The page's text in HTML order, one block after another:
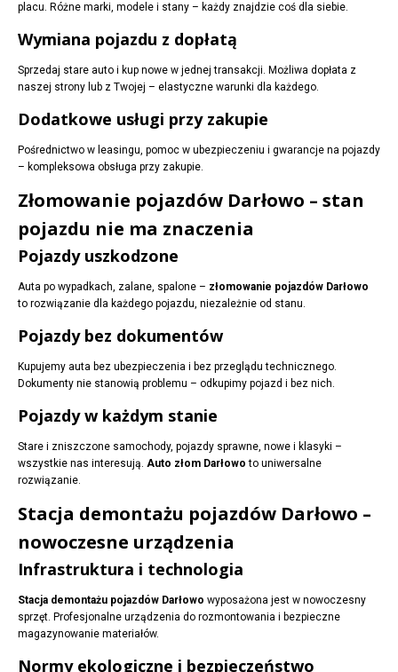
placu. Różne marki, modele i stany – każdy znajdzie coś dla siebie.
Wymiana pojazdu z dopłatą
Sprzedaj stare auto i kup nowe w jednej transakcji. Możliwa dopłata z
naszej strony lub z Twojej – elastyczne warunki dla każdego.
Dodatkowe usługi przy zakupie
Pośrednictwo w leasingu, pomoc w ubezpieczeniu i gwarancje na pojazdy
– kompleksowa obsługa przy zakupie.
Złomowanie pojazdów Darłowo – stan
pojazdu nie ma znaczenia
Pojazdy uszkodzone
Auta po wypadkach, zalane, spalone – złomowanie pojazdów Darłowo
to rozwiązanie dla każdego pojazdu, niezależnie od stanu.
Pojazdy bez dokumentów
Kupujemy auta bez ubezpieczenia i bez przeglądu technicznego.
Dokumenty nie stanowią problemu – odkupimy pojazd i bez nich.
Pojazdy w każdym stanie
Stare i zniszczone samochody, pojazdy sprawne, nowe i klasyki –
wszystkie nas interesują. Auto złom Darłowo to uniwersalne
rozwiązanie.
Stacja demontażu pojazdów Darłowo –
nowoczesne urządzenia
Infrastruktura i technologia
Stacja demontażu pojazdów Darłowo wyposażona jest w nowoczesny
sprzęt. Profesjonalne urządzenia do rozmontowania i bezpieczne
magazynowanie materiałów.
Normy ekologiczne i bezpieczeństwo